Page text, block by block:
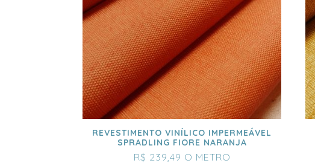
REVESTIMENTO VINÍLICO IMPERMEÁVEL
SPRADLING FIORE NARANJA
R$ 239,49 O METRO